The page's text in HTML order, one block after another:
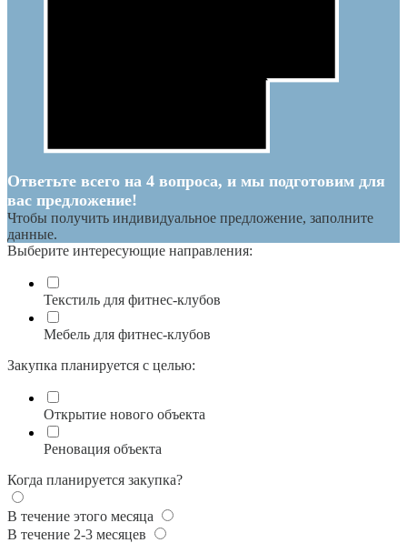
Ответьте всего на 4 вопроса, и мы подготовим для
вас предложение!
Чтобы получить индивидуальное предложение, заполните
данные.
Выберите интересующие направления:
Текстиль для фитнес-клубов
Мебель для фитнес-клубов
Закупка планируется с целью:
Открытие нового объекта
Реновация объекта
Когда планируется закупка?
В течение этого месяца
В течение 2-3 месяцев